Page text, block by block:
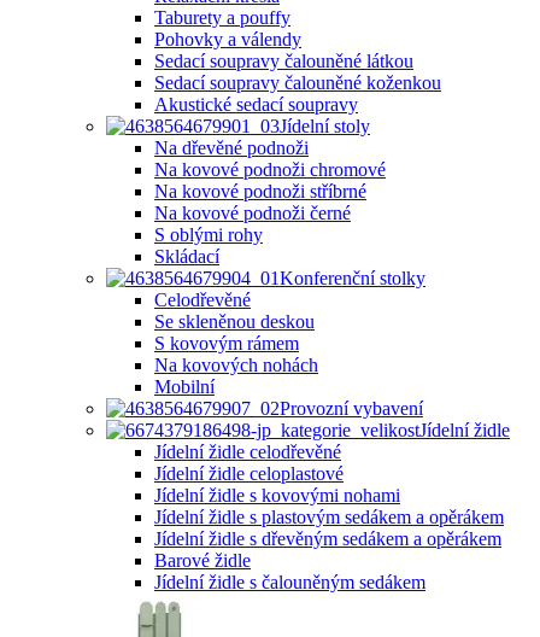
Taburety a pouffy
Pohovky a válendy
Sedací soupravy čalouněné látkou
Sedací soupravy čalouněné koženkou
Akustické sedací soupravy
Jídelní stoly
Na dřevěné podnoži
Na kovové podnoži chromové
Na kovové podnoži stříbrné
Na kovové podnoži černé
S oblými rohy
Skládací
Konferenční stolky
Celodřevěné
Se skleněnou deskou
S kovovým rámem
Na kovových nohách
Mobilní
Provozní vybavení
Jídelní židle
Jídelní židle celodřevěné
Jídelní židle celoplastové
Jídelní židle s kovovými nohami
Jídelní židle s plastovým sedákem a opěrákem
Jídelní židle s dřevěným sedákem a opěrákem
Barové židle
Jídelní židle s čalouněným sedákem